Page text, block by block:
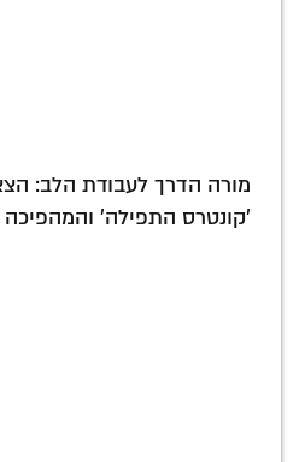
מורה הדרך לעבודת הלב:
'קונטרס התפילה'